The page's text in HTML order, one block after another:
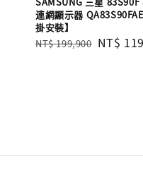
連網顯示器
掛安裝】
Regular
NT$ 199,900 Sale
NT$